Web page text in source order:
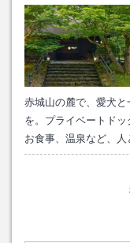
赤城山の麓で、愛犬
を。プライベートド
お食事、温泉など、